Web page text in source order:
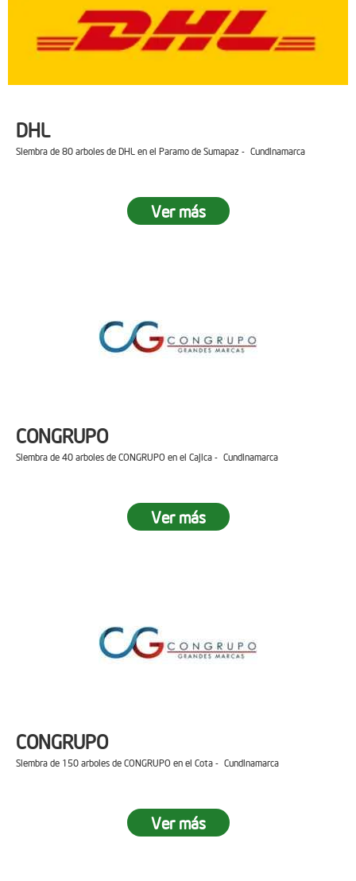
DHL
Siembra de 80 arboles de DHL en el Paramo de Sumapaz - Cundinamarca
Ver más
CONGRUPO
Siembra de 40 arboles de CONGRUPO en el Cajica - Cundinamarca
Ver más
CONGRUPO
Siembra de 150 arboles de CONGRUPO en el Cota - Cundinamarca
Ver más